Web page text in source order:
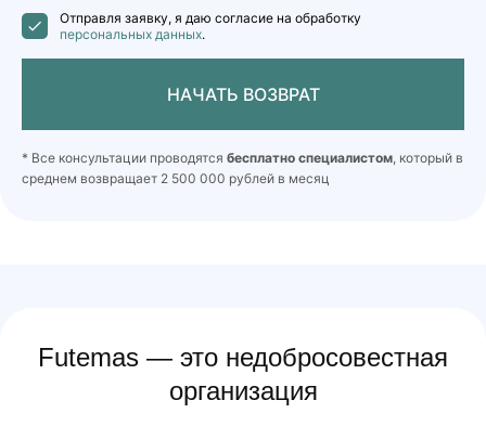
+1
Отправля заявку, я даю согласие на обработку
персональных данных.
НАЧАТЬ ВОЗВРАТ
* Все консультации проводятся бесплатно специалистом, который в
среднем возвращает 2 500 000 рублей в месяц
Futemas — это недобросовестная
организация